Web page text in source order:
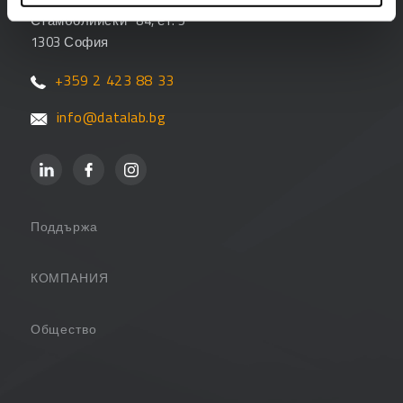
Стамболийски“ 84, ет. 5
1303 София
+359 2 423 88 33
info@datalab.bg
Поддържа
Често задавани въпроси
КОМПАНИЯ
Общество